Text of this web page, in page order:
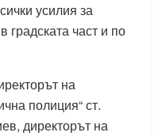
усилия за
градската част и по
на
полиция“ ст.
директорът на